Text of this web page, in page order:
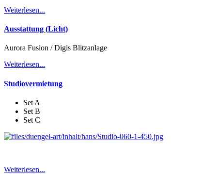
Weiterlesen...
Ausstattung (Licht)
Aurora Fusion / Digis Blitzanlage
Weiterlesen...
Studiovermietung
Set A
Set B
Set C
Weiterlesen...